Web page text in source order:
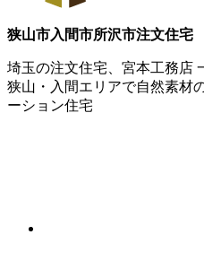
狭山市入間市所沢市注文住宅
埼玉の注文住宅、宮本工務店
狭山・入間エリアで自然素材
ーション住宅